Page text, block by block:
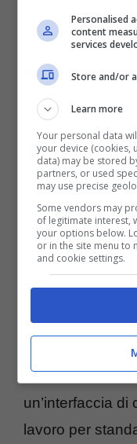
nome che
browser avrà
soprattutto
screenshot che
organizzerà il
rivale diretto dei
Windows
potrà
probabilmente
D’altra parte è
discesa in
verosimilmente
un’interfaccia di
lavoro per
Personalised
content
services
Store and/or
Learn more
Your personal data
your device (cookies,
data) may be stored
partners, or used
may use precise
Some vendors may
of legitimate interest,
your options below.
or in the site menu to
and cookie settings.